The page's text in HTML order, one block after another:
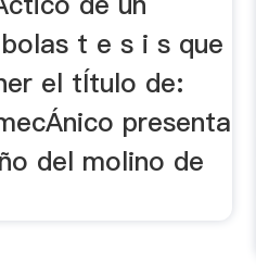
t e s i s que
el tÍtulo de:
presenta
del molino de